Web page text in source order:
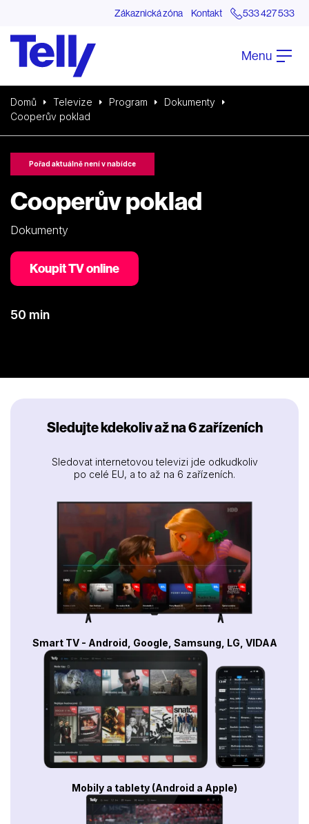
Zákaznická zóna Kontakt 533 427 533
Menu
Domů Televize Program
Dokumenty
Cooperův poklad
Pořad aktuálně není v nabídce
Cooperův poklad
Dokumenty
Koupit TV online
50 min
Sledujte kdekoliv až na 6 zařízeních
Sledovat internetovou televizi jde odkudkoliv
po celé EU, a to až na 6 zařízeních.
Smart TV - Android, Google, Samsung, LG, VIDAA
Mobily a tablety (Android a Apple)